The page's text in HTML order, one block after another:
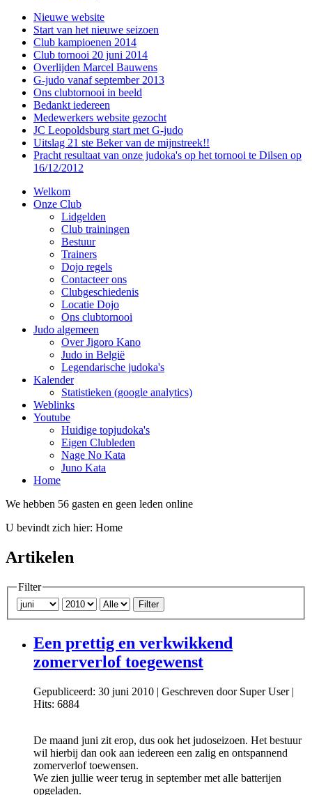
Nieuwe website
Start van het nieuwe seizoen
Club kampioenen 2014
Club tornooi 20 juni 2014
Overlijden Marcel Bauwens
G-judo vanaf september 2013
Ons clubtornooi in beeld
Bedankt iedereen
Medewerkers website gezocht
JC Leopoldsburg start met G-judo
Uitslag 21 ste Beker van de mijnstreek!!
Pracht resultaat van onze judoka's op het tornooi te Dilsen op
16/12/2012
Welkom
Onze Club
Lidgelden
Club trainingen
Bestuur
Trainers
Dojo regels
Contacteer ons
Clubgeschiedenis
Locatie Dojo
Ons clubtornooi
Judo algemeen
Over Jigoro Kano
Judo in België
Legendarische judoka's
Kalender
Statistieken (google analytics)
Weblinks
Youtube
Huidige topjudoka's
Eigen Clubleden
Nage No Kata
Juno Kata
Home
We hebben 56 gasten en geen leden online
U bevindt zich hier: Home
Artikelen
Filter
Filter
Een prettig en verkwikkend
zomerverlof toegewenst
Gepubliceerd: 30 juni 2010 | Geschreven door Super User|
Hits: 6884
De maand juni zit erop, dus ook het judoseizoen. Het bestuur
wil hierbij dan ook aan iedereen een zalig en ontspannend
zomerverlof toewensen.
We zien jullie weer terug in september met alle batterijen
opgeladen.